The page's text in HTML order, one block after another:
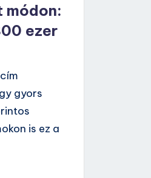
ezer
gyors
is ez a